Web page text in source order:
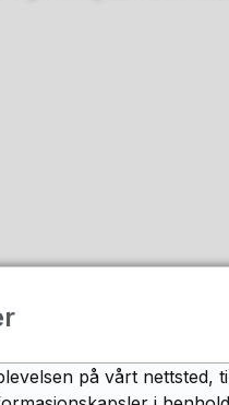
du det du lette
Ja Nei
på vårt nettsted,